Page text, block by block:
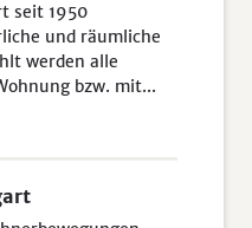
seit 1950
und räumliche
werden alle
bzw. mit...